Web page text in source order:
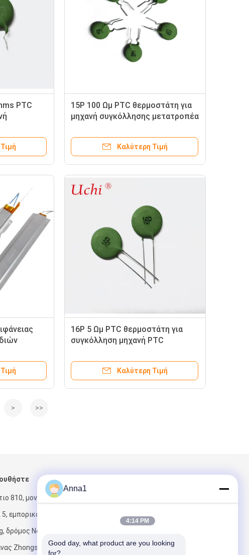
PTC
15P 100 Ωμ PTC θερμοστάτη για
μηχανή συγκόλλησης μετατροπέα
Καλύτερη Τιμή
16P 5 Ωμ PTC θερμοστάτη για
συγκόλληση μηχανή PTC
μηχανή Ειδική
Καλύτερη Τιμή
> >>
810, μονάδα 2, που
5, εμπορικό κέντρο
δρόμος No.1, ήχος
Zhongshan, πόλη
Anna1
4:14 PM
Good day, what product are you looking
for?